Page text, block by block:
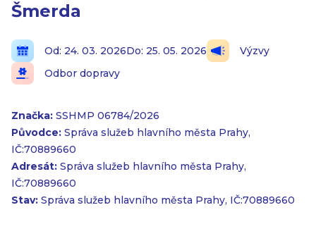
Šmerda
Od: 24. 03. 2026Do: 25. 05. 2026
Výzvy
Odbor dopravy
Značka: SSHMP 06784/2026
Původce: Správa služeb hlavního města Prahy,
IČ:70889660
Adresát: Správa služeb hlavního města Prahy,
IČ:70889660
Stav: Správa služeb hlavního města Prahy, IČ:70889660